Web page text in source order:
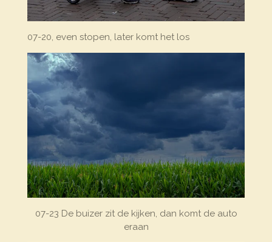
07-20, even stopen, later komt het los
07-23 De buizer zit de kijken, dan komt de auto
eraan